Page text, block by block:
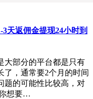
天返佣金提现24小时到
大部分的平台都是只有
了，通常要2个月的时间
题的可能性比较高，对
想要…